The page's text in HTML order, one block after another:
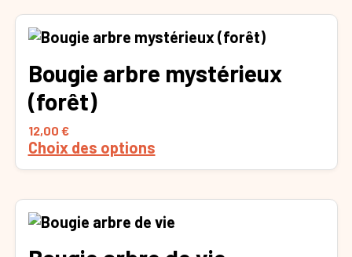
peuvent
être
choisies
sur
la
page
du
produit
Bougie arbre mystérieux
(forêt)
12,00 €
Choix des options
Ce
a
plusieurs
variations.
Les
options
peuvent
choisies
sur
Ce